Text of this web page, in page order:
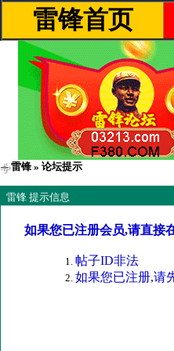
雷锋首页
雷锋 » 论坛提示
雷锋 提示信息
如果您已注册会员,请直接
帖子ID非法
如果您已注册,请